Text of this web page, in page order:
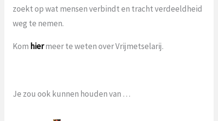
zoekt op wat mensen verbindt en tracht verdeeldheid
weg te nemen.
Kom hiermeer te weten over Vrijmetselarij.
Je zou ook kunnen houden van …